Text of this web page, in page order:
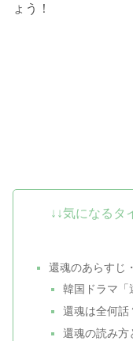
ょう！
↓↓気になるタ
還魂のあらすじ
韓国ドラマ「
還魂は全何話
還魂の読み方